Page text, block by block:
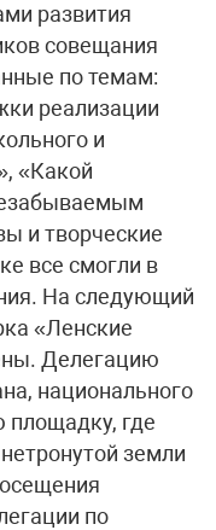
развития
совещания
по темам:
реализации
и
«Какой
и творческие
все смогли в
На следующий
«Ленские
Делегацию
национального
площадку, где
земли
по